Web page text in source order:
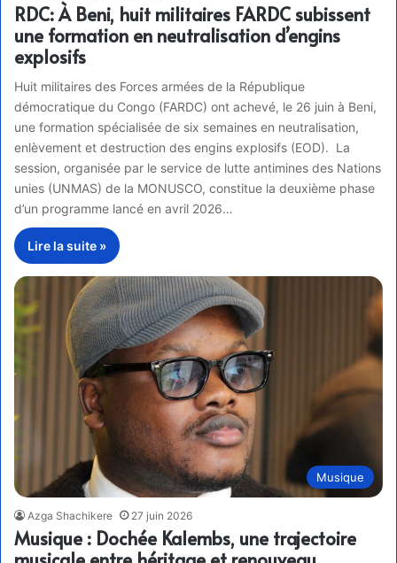
RDC: À Beni, huit militaires FARDC subissent
une formation en neutralisation d’engins
explosifs
Huit militaires des Forces armées de la République
démocratique du Congo (FARDC) ont achevé, le 26 juin à Beni,
une formation spécialisée de six semaines en neutralisation,
enlèvement et destruction des engins explosifs (EOD). La
session, organisée par le service de lutte antimines des Nations
unies (UNMAS) de la MONUSCO, constitue la deuxième phase
d’un programme lancé en avril 2026…
Lire la suite »
Musique
Azga Shachikere 27 juin 2026
Musique : Dochée Kalembs, une trajectoire